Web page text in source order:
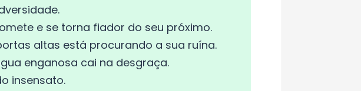
e se torna fiador do seu próximo.
altas está procurando a sua ruína.
enganosa cai na desgraça.
insensato.